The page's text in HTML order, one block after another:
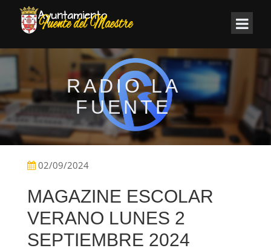
RADIO LA
FUENTE
02/09/2024
MAGAZINE ESCOLAR
VERANO LUNES 2
SEPTIEMBRE 2024